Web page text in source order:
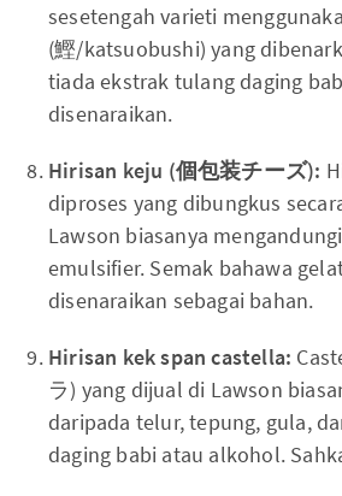
sesetengah varieti
(鰹/katsuobushi) yang
tiada ekstrak tulang daging
disenaraikan.
Hirisan keju (個包装チーズ):
diproses yang dibungkus
Lawson biasanya
emulsifier. Semak bahawa
disenaraikan sebagai bahan.
Hirisan kek span castella:
ラ) yang dijual di Lawson
daripada telur, tepung, gula,
daging babi atau alkohol.